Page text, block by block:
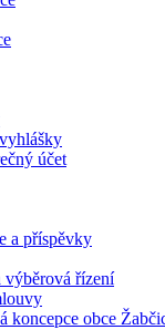
účet
a příspěvky
výběrová řízení
koncepce obce